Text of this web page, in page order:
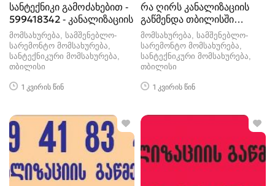
სანტექნიკი გამოძახებით -
599418342 - კანალიზაციის
მომსახურება, სამშენებლო-
სარემონტო მომსახურება,
სანტექნიკური მომსახურება
თბილისი
1 კვირის წინ
რა ღირს კანალიზაციის
გაწმენდა თბილისში
557554000
მომსახურება, სამშენებლო-
სარემონტო მომსახურება,
სანტექნიკური მომსახურება
თბილისი
1 კვირის წინ